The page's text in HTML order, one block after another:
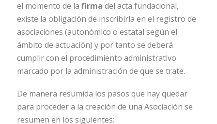
el momento de la firma del acta fundacional,
existe la obligación de inscribirla en el registro de
asociaciones (autonómico o estatal según el
ámbito de actuación) y por tanto se deberá
cumplir con el procedimiento administrativo
marcado por la administración de que se trate.
De manera resumida los pasos que hay quedar
para proceder a la creación de una Asociación se
resumen en los siguientes: